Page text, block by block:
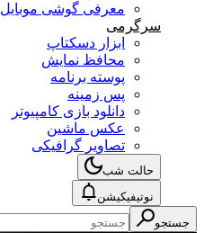
معرفی گوشی موبایل
سرگرمی
ابزار دسکتاپ
محافظ نمایش
پوسته برنامه
پس زمینه
دانلود بازی کامپیوتر
عکس ماشین
تصاویر گرافیکی
حالت شب
نوتیفیکیشن
جستجو